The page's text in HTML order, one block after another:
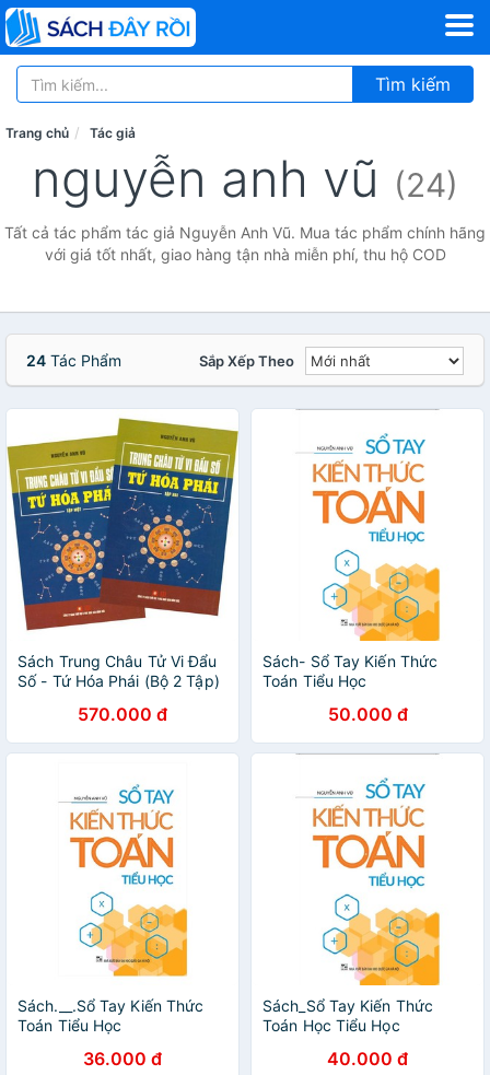
Tìm kiếm
Trang chủ Tác giả
nguyễn anh vũ (24)
Tất cả tác phẩm tác giả Nguyễn Anh Vũ. Mua tác phẩm chính hãng
với giá tốt nhất, giao hàng tận nhà miễn phí, thu hộ COD
24 Tác Phẩm Sắp Xếp Theo
Sách Trung Châu Tử Vi Đẩu
Số - Tứ Hóa Phái (Bộ 2 Tập)
570.000 đ
Sách- Sổ Tay Kiến Thức
Toán Tiểu Học
50.000 đ
Sách.__.Sổ Tay Kiến Thức
Toán Tiểu Học
36.000 đ
Sách_Sổ Tay Kiến Thức
Toán Học Tiểu Học
40.000 đ